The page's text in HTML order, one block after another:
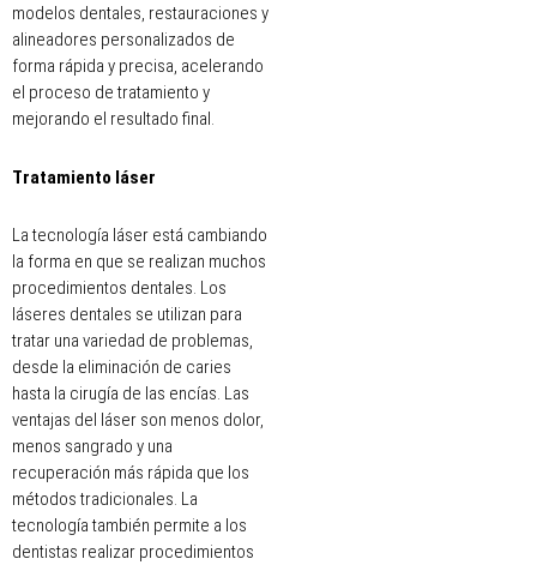
modelos dentales, restauraciones y
alineadores personalizados de
forma rápida y precisa, acelerando
el proceso de tratamiento y
mejorando el resultado final.
Tratamiento láser
La tecnología láser está cambiando
la forma en que se realizan muchos
procedimientos dentales. Los
láseres dentales se utilizan para
tratar una variedad de problemas,
desde la eliminación de caries
hasta la cirugía de las encías. Las
ventajas del láser son menos dolor,
menos sangrado y una
recuperación más rápida que los
métodos tradicionales. La
tecnología también permite a los
dentistas realizar procedimientos